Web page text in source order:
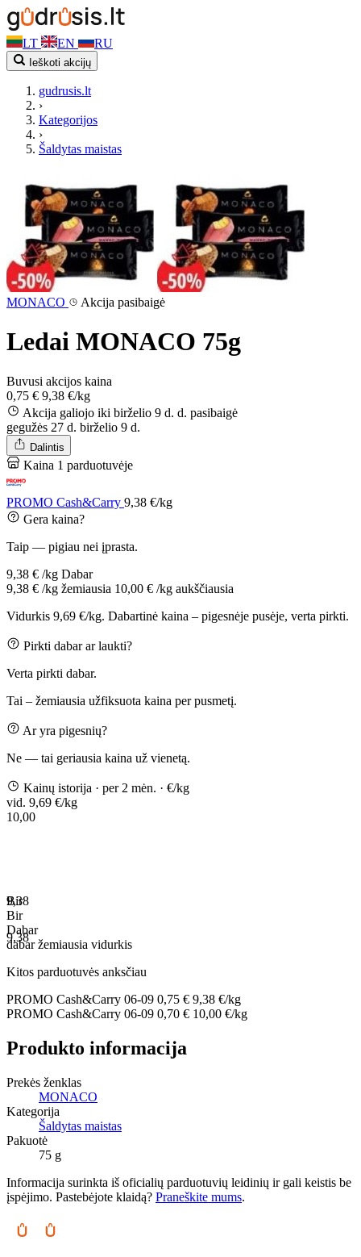
LT EN RU
Ieškoti akcijų
gudrusis.lt
›
Kategorijos
›
Šaldytas maistas
MONACO Akcija pasibaigė
Ledai MONACO 75g
Buvusi akcijos kaina
0,75 € 9,38 €/kg
Akcija galiojo iki birželio 9 d. d. pasibaigė
gegužės 27 d. birželio 9 d.
Dalintis
Kaina 1 parduotuvėje
PROMO Cash&Carry 9,38 €/kg
Gera kaina?
Taip — pigiau nei įprasta.
9,38 € /kg Dabar
9,38 € /kg žemiausia 10,00 € /kg aukščiausia
Vidurkis 9,69 €/kg. Dabartinė kaina – pigesnėje pusėje, verta pirkti.
Pirkti dabar ar laukti?
Verta pirkti dabar.
Tai – žemiausia užfiksuota kaina per pusmetį.
Ar yra pigesnių?
Ne — tai geriausia kaina už vienetą.
Kainų istorija · per 2 mėn. · €/kg
vid. 9,69 €/kg
10,00
9,38
9,38
Bir
Bir
Dabar
dabaržemiausia vidurkis
Kitos parduotuvės anksčiau
PROMO Cash&Carry 06-09 0,75 € 9,38 €/kg
PROMO Cash&Carry 06-09 0,70 € 10,00 €/kg
Produkto informacija
Prekės ženklas
MONACO
Kategorija
Šaldytas maistas
Pakuotė
75 g
Informacija surinkta iš oficialių parduotuvių leidinių ir gali keistis be
įspėjimo. Pastebėjote klaidą? Praneškite mums.